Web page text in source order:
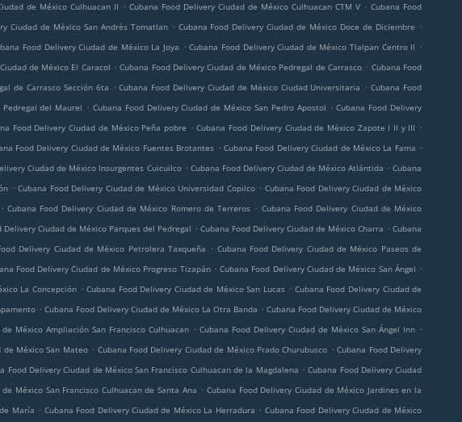
de México Culhuacan II . Cubana Food Delivery Ciudad de México Culhuacan CTM V . Cubana Food
Ciudad de México San Andrés Tomatlan . Cubana Food Delivery Ciudad de México Doce de Diciembre .
Food Delivery Ciudad de México La Joya . Cubana Food Delivery Ciudad de México Tlalpan Centro II .
de México El Caracol . Cubana Food Delivery Ciudad de México Pedregal de Carrasco . Cubana Food
de Carrasco Sección 6ta . Cubana Food Delivery Ciudad de México Ciudad Universitaria . Cubana Food
del Maurel . Cubana Food Delivery Ciudad de México San Pedro Apostol . Cubana Food Delivery
Food Delivery Ciudad de México Peña pobre . Cubana Food Delivery Ciudad de México Zapote I II y III .
Food Delivery Ciudad de México Fuentes Brotantes . Cubana Food Delivery Ciudad de México La Fama .
Ciudad de México Insurgentes Cuicuilco . Cubana Food Delivery Ciudad de México Atlántida . Cubana
. Cubana Food Delivery Ciudad de México Universidad Copilco . Cubana Food Delivery Ciudad de México
. Cubana Food Delivery Ciudad de México Romero de Terreros . Cubana Food Delivery Ciudad de México
Delivery Ciudad de México Parques del Pedregal . Cubana Food Delivery Ciudad de México Charra . Cubana
Delivery Ciudad de México Petrolera Taxqueña . Cubana Food Delivery Ciudad de México Paseos de
Food Delivery Ciudad de México Progreso Tizapán . Cubana Food Delivery Ciudad de México San Ángel .
La Concepción . Cubana Food Delivery Ciudad de México San Lucas . Cubana Food Delivery Ciudad de
. Cubana Food Delivery Ciudad de México La Otra Banda . Cubana Food Delivery Ciudad de México
México Ampliación San Francisco Culhuacan . Cubana Food Delivery Ciudad de México San Ángel Inn .
de México San Mateo . Cubana Food Delivery Ciudad de México Prado Churubusco . Cubana Food Delivery
Food Delivery Ciudad de México San Francisco Culhuacan de la Magdalena . Cubana Food Delivery Ciudad
México San Francisco Culhuacan de Santa Ana . Cubana Food Delivery Ciudad de México Jardines en la
María . Cubana Food Delivery Ciudad de México La Herradura . Cubana Food Delivery Ciudad de México